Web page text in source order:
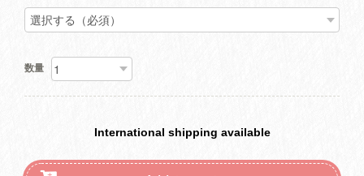
数量
International shipping available